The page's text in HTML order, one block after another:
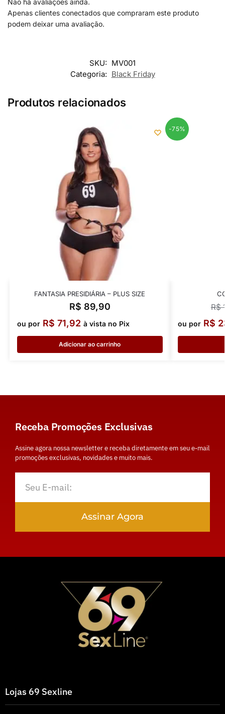
Apenas clientes conectados que compraram este produto
podem deixar uma avaliação.
SKU: MV001
Categoria: Black Friday
Produtos relacionados
FANTASIA PRESIDIÁRIA – PLUS SIZE
R$ 89,90
ou por R$ 71,92 à vista no Pix
Adicionar ao carrinho
-75%
R$
ou por R$
Receba Promoções Exclusivas
Assine agora nossa newsletter e receba diretamente em seu e-mail
promoções exclusivas, novidades e muito mais.
Assinar Agora
Lojas 69 Sexline